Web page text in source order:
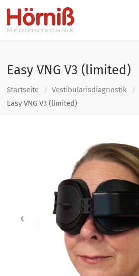
Easy VNG V3 (limited)
Startseite Vestibularis­diagnostik
Easy VNG V3 (limited)